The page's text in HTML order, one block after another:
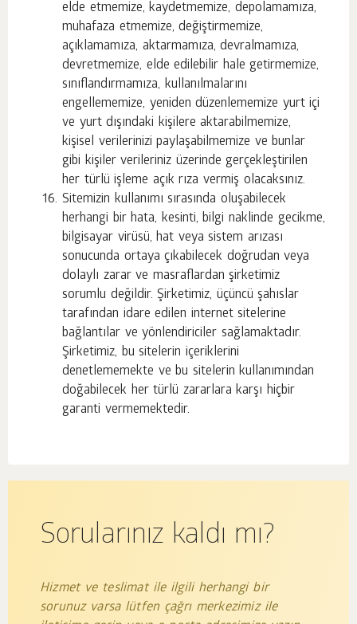
elde etmemize, kaydetmemize, depolamamıza,
muhafaza etmemize, değiştirmemize,
açıklamamıza, aktarmamıza, devralmamıza,
devretmemize, elde edilebilir hale getirmemize,
sınıflandırmamıza, kullanılmalarını
engellememize, yeniden düzenlememize yurt içi
ve yurt dışındaki kişilere aktarabilmemize,
kişisel verilerinizi paylaşabilmemize ve bunlar
gibi kişiler verileriniz üzerinde gerçekleştirilen
her türlü işleme açık rıza vermiş olacaksınız.
Sitemizin kullanımı sırasında oluşabilecek
herhangi bir hata, kesinti, bilgi naklinde gecikme,
bilgisayar virüsü, hat veya sistem arızası
sonucunda ortaya çıkabilecek doğrudan veya
dolaylı zarar ve masraflardan şirketimiz
sorumlu değildir. Şirketimiz, üçüncü şahıslar
tarafından idare edilen internet sitelerine
bağlantılar ve yönlendiriciler sağlamaktadır.
Şirketimiz, bu sitelerin içeriklerini
denetlememekte ve bu sitelerin kullanımından
doğabilecek her türlü zararlara karşı hiçbir
garanti vermemektedir.
Sorularınız kaldı mı?
Hizmet ve teslimat ile ilgili herhangi bir
sorunuz varsa lütfen çağrı merkezimiz ile